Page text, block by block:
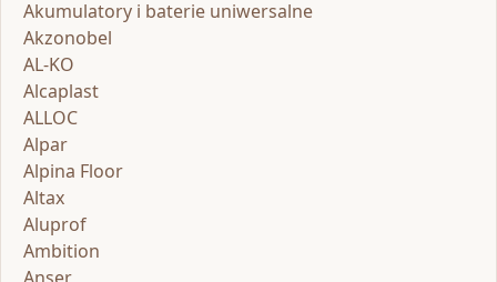
Akumulatory i baterie uniwersalne
Akzonobel
AL-KO
Alcaplast
ALLOC
Alpar
Alpina Floor
Altax
Aluprof
Ambition